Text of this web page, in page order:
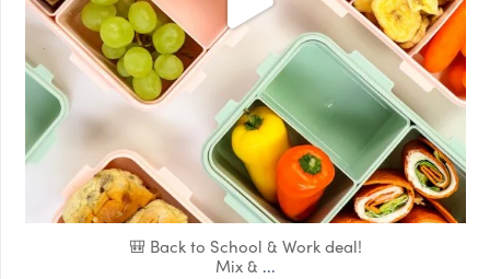
🎒 Back to School & Work deal!
Mix & ...